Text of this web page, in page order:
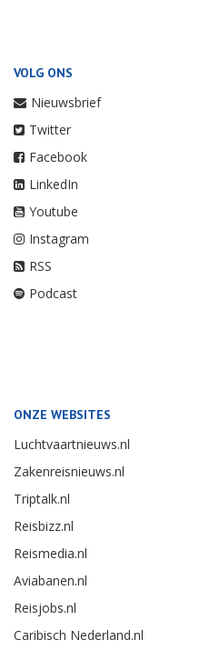
VOLG ONS
Nieuwsbrief
Twitter
Facebook
LinkedIn
Youtube
Instagram
RSS
Podcast
ONZE WEBSITES
Luchtvaartnieuws.nl
Zakenreisnieuws.nl
Triptalk.nl
Reisbizz.nl
Reismedia.nl
Aviabanen.nl
Reisjobs.nl
Caribisch Nederland.nl